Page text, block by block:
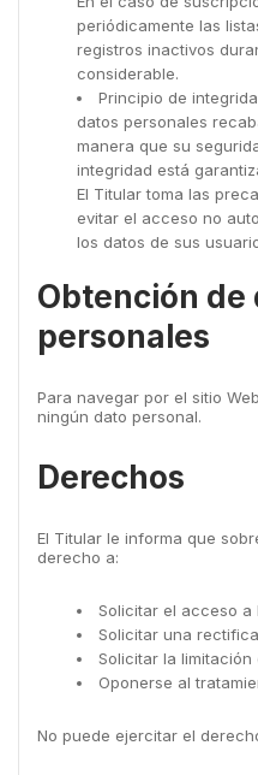
periódicamente las
registros inactivos
considerable.
Principio de
datos personales
manera que su
integridad está
El Titular toma las
evitar el acceso no
los datos de sus
Obtención de
personales
Para navegar por el sitio
ningún dato personal.
Derechos
El Titular le informa que
derecho a:
Solicitar el acceso a
Solicitar una
Solicitar la limitación
Oponerse al
No puede ejercitar el